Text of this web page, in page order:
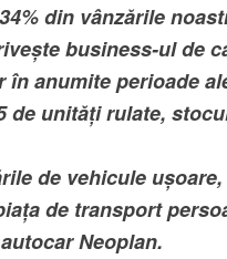
din vânzările
business-ul de
în anumite perioade
de unități rulate,
de vehicule
de transport
Neoplan.